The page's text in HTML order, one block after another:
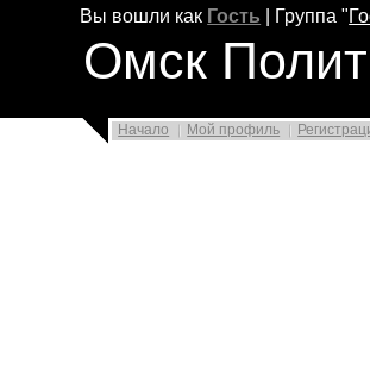
Вы вошли как Гость Группа "
Омск
Начало Мой профиль